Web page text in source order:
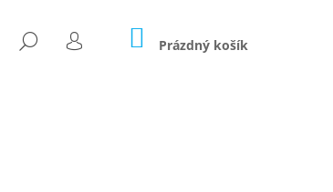
HLEDAT
PŘIHLÁŠENÍ
NÁKUPNÍ
KOŠÍK
Prázdný košík